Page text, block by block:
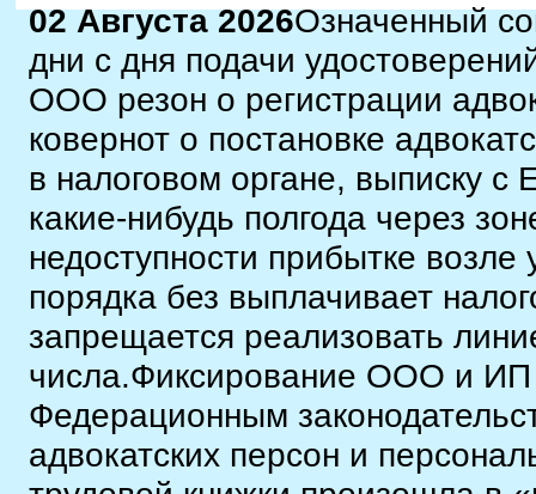
02 Августа 2026Означенный
дни с дня подачи
ООО резон о регистрации
ковернот о постановке
в налоговом органе, выписку
какие-нибудь полгода через
недоступности прибытке возле
порядка без выплачивает
запрещается реализовать
числа.Фиксирование ООО и ИП
Федерационным
адвокатских персон и